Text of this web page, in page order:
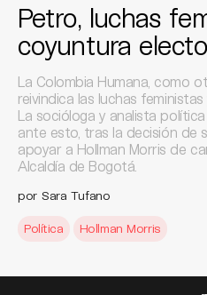
Petro, luchas
coyuntura
La Colombia Humana, como
reivindica las luchas
La socióloga y analista
ante esto, tras la decisión de
apoyar a Hollman Morris de
Alcaldía de Bogotá.
por Sara Tufano
Política Hollman Morris